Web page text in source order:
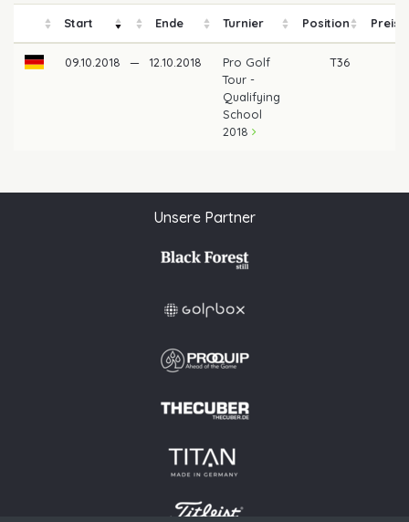
Start Ende Turnier Position
09.10.2018 — 12.10.2018
Pro Golf
Tour -
Qualifying
School
2018
T36
Unsere Partner